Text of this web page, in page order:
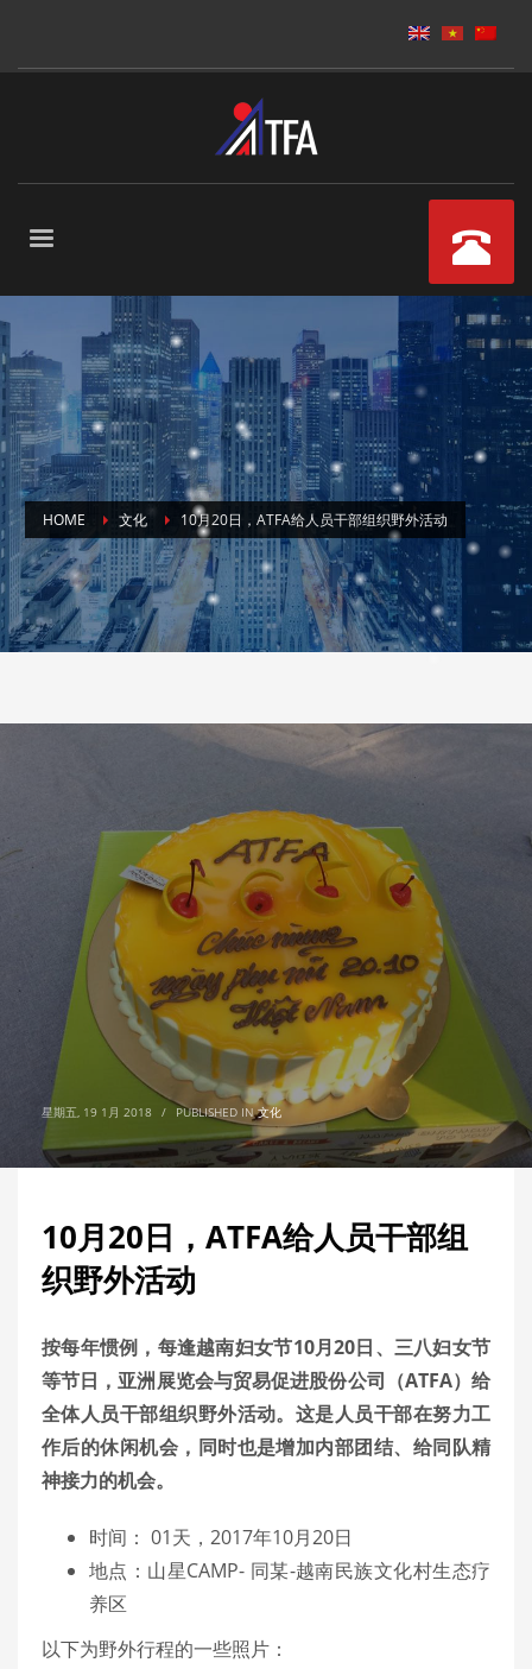
HOME 文化 10月20日，ATFA给人员干部组织野外活动
星期五, 19 1月 2018 / PUBLISHED IN文化
10月20日，ATFA给人员干部组
织野外活动
按每年惯例，每逢越南妇女节10月20日、三八妇女节
等节日，亚洲展览会与贸易促进股份公司 （ATFA）给
全体人员干部组织野外活动。这是人员干部在努力工
作后的休闲机会，同时也是增加内部团结、给同队精
神接力的机会。
时间： 01天，2017年10月20日
地点：山星CAMP- 同某-越南民族文化村生态疗
养区
以下为野外行程的一些照片：